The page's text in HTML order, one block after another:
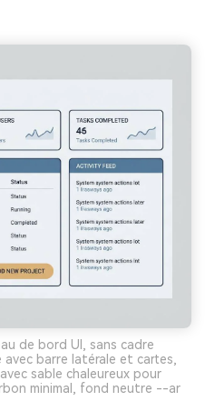
de bord UI, sans cadre
barre latérale et cartes,
sable chaleureux pour
minimal, fond neutre --ar